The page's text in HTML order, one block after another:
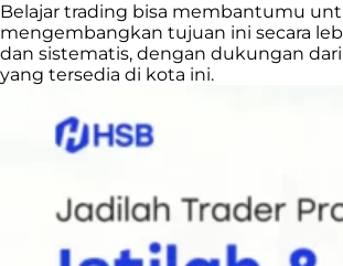
Belajar trading bisa membantumu
mengembangkan tujuan ini secara
dan sistematis, dengan dukungan
yang tersedia di kota ini.